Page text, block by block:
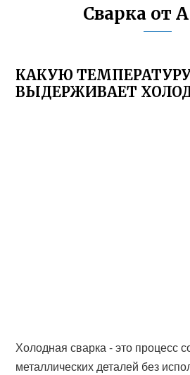
Сварка от
КАКУЮ
ВЫДЕРЖИВАЕТ
Холодная сварка - это процесс
металлических деталей без